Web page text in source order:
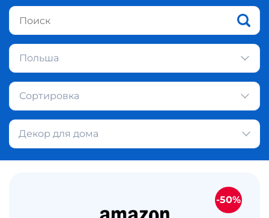
Польша
Сортировка
Декор для дома
-50%